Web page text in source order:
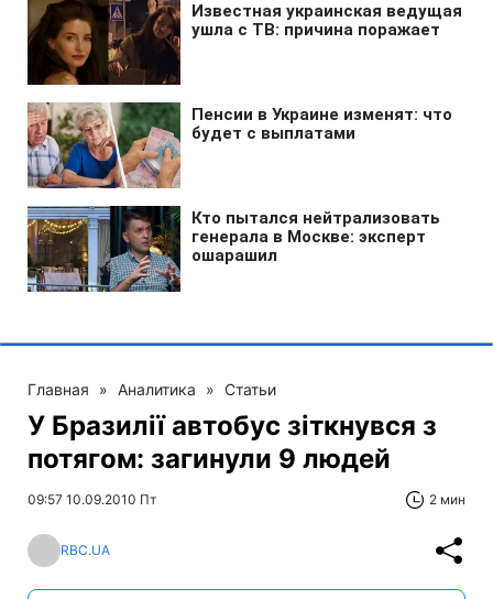
Главная » Аналитика » Статьи
У Бразилії автобус зіткнувся з
потягом: загинули 9 людей
09:57 10.09.2010 Пт 2 мин
RBC.UA